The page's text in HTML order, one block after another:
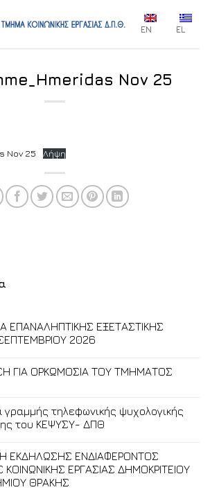
EN EL
Nov 25
Nov 25 Λήψη
ΕΠΑΝΑΛΗΠΤΙΚΗΣ ΕΞΕΤΑΣΤΙΚΗΣ
2026
ΓΙΑ ΟΡΚΩΜΟΣΙΑ ΤΟΥ ΤΜΗΜΑΤΟΣ
γραμμής τηλεφωνικής ψυχολογικής
του ΚΕΨΥΣΥ- ΔΠΘ
ΕΚΔΗΛΩΣΗΣ ΕΝΔΙΑΦΕΡΟΝΤΟΣ
ΕΡΓΑΣΙΑΣ ΔΗΜΟΚΡΙΤΕΙΟΥ
ΘΡΑΚΗΣ